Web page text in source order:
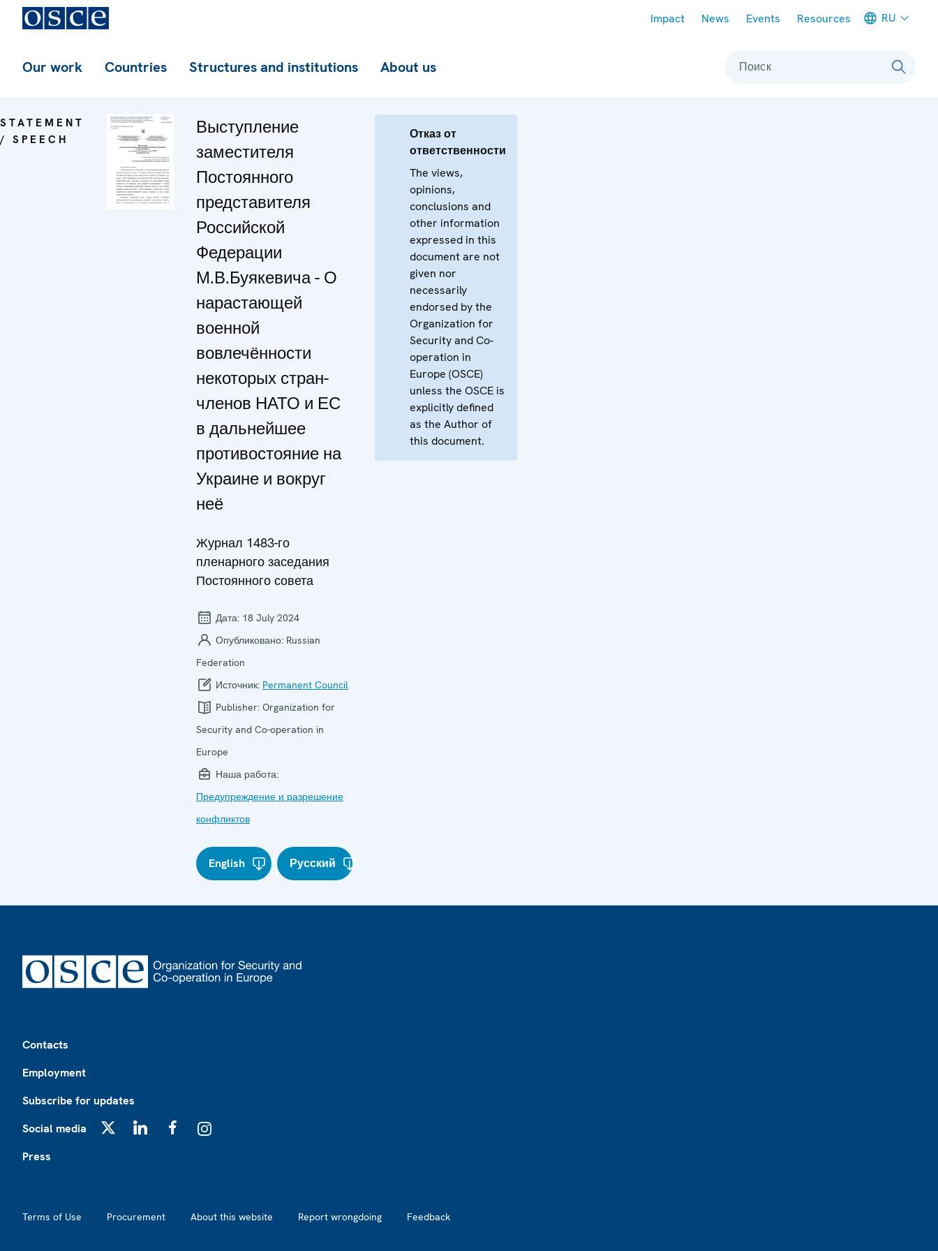
Impact News Events Resources RU
Our work Countries Structures and institutions About us Поиск
STATEMENT
/ SPEECH
Выступление
заместителя
Постоянного
представителя
Российской
Федерации
М.В.Буякевича - О
нарастающей
военной
вовлечённости
некоторых стран-
членов НАТО и ЕС
в дальнейшее
противостояние на
Украине и вокруг
неё
Журнал 1483-го
пленарного заседания
Постоянного совета
Дата: 18 July 2024
Опубликовано: Russian
Federation
Источник: Permanent Council
Publisher: Organization for
Security and Co-operation in
Europe
Наша работа:
Предупреждение и разрешение
конфликтов
English Русский
Отказ от
ответственности
The views,
opinions,
conclusions and
other information
expressed in this
document are not
given nor
necessarily
endorsed by the
Organization for
Security and Co-
operation in
Europe (OSCE)
unless the OSCE is
explicitly defined
as the Author of
this document.
Contacts
Employment
Subscribe for updates
Social media
Press
Terms of Use Procurement About this website Report wrongdoing Feedback